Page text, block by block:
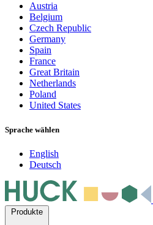
Austria
Belgium
Czech Republic
Germany
Spain
France
Great Britain
Netherlands
Poland
United States
Sprache wählen
English
Deutsch
Produkte